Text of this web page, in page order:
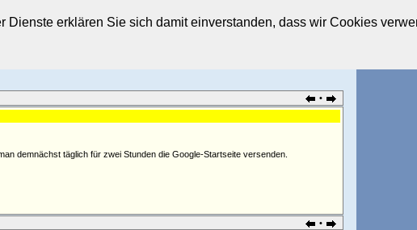
erklären Sie sich damit einverstanden, dass wir Cookies
•
demnächst täglich für zwei Stunden die Google-Startseite versenden.
•